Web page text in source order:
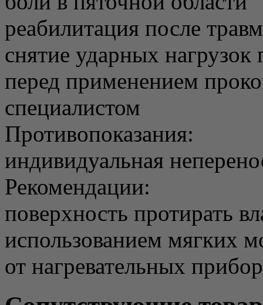
реабилитация после
снятие ударных нагрузок
перед применением
специалистом
Противопоказания:
индивидуальная
Рекомендации:
поверхность протирать
использованием мягких
от нагревательных